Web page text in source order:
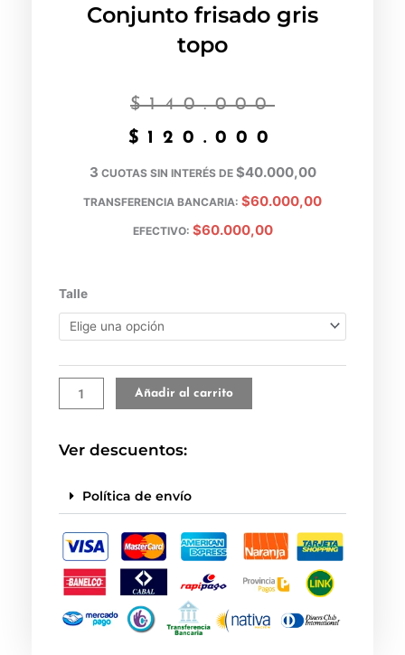
Conjunto frisado gris
topo
$140.000El
era:
$ 120.000
actual
es:
3 CUOTAS SIN INTERÉS DE $40.000,00
TRANSFERENCIA BANCARIA: $60.000,00
EFECTIVO: $60.000,00
Talle
Conjunto
frisado
gris
cantidad
Añadir al carrito
Ver descuentos:
Política de envío